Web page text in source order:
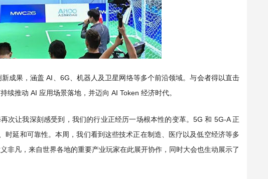
成果，涵盖 AI、6G、机器人及卫星网络等多个前沿领域。与会者得以直击
推动 AI 应用场景落地，并迈向 AI Token 经济时代。
次让我深刻感受到，我们的行业正经历一场根本性的变革。5G 和 5G-A 正
延和可靠性。本周，我们看到这些技术正在制造、医疗以及低空经济等多
非凡，来自世界各地的重要产业玩家在此展开协作，同时大会也生动展示了